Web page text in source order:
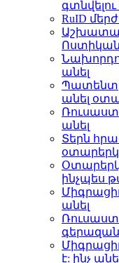
RuID
անել
Պատենտը
անել
անել
Տերն
ինչպես
անել
է: ինչ